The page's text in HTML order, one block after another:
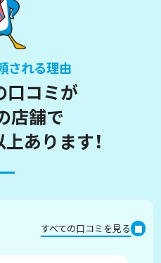
される理由
コミが
店舗で
あります！
すべての口コミを見る